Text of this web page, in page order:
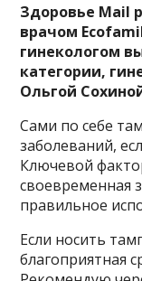
Здоровье Mail
врачом
гинекологом
категории,
Ольгой
Сами по себе
заболеваний,
Ключевой
своевременная
правильное
Если носить
благоприятная